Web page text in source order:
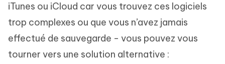
iTunes ou iCloud car vous trouvez ces logiciels
trop complexes ou que vous n’avez jamais
effectué de sauvegarde - vous pouvez vous
tourner vers une solution alternative :